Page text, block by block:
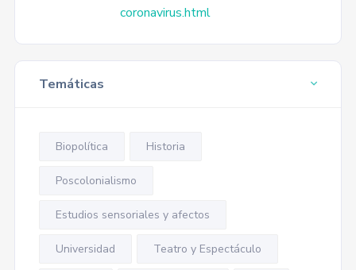
coronavirus.html
Temáticas
Biopolítica Historia
Poscolonialismo
Estudios sensoriales y afectos
Universidad Teatro y Espectáculo